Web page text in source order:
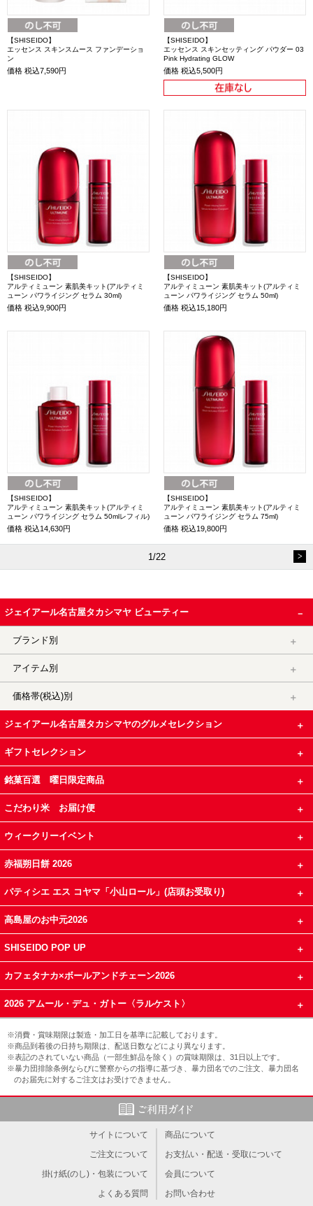
【SHISEIDO】
エッセンス スキンスムース ファンデーショ
ン
価格 税込7,590円
【SHISEIDO】
エッセンス スキンセッティング パウダー 03
Pink Hydrating GLOW
価格 税込5,500円
【SHISEIDO】
アルティミューン 素肌美キット(アルティミ
ューン パワライジング セラム 30ml)
価格 税込9,900円
【SHISEIDO】
アルティミューン 素肌美キット(アルティミ
ューン パワライジング セラム 50ml)
価格 税込15,180円
【SHISEIDO】
アルティミューン 素肌美キット(アルティミ
ューン パワライジング セラム 50mlレフィル)
価格 税込14,630円
【SHISEIDO】
アルティミューン 素肌美キット(アルティミ
ューン パワライジング セラム 75ml)
価格 税込19,800円
1/22
ジェイアール名古屋タカシマヤ ビューティー
ブランド別
アイテム別
価格帯(税込)別
ジェイアール名古屋タカシマヤのグルメセレクション
ギフトセレクション
銘菓百選 曜日限定商品
こだわり米 お届け便
ウィークリーイベント
赤福朔日餅 2026
パティシエ エス コヤマ「小山ロール」(店頭お受取り)
高島屋のお中元2026
SHISEIDO POP UP
カフェタナカ×ボールアンドチェーン2026
2026 アムール・デュ・ガトー〈ラルケスト〉
※消費・賞味期限は製造・加工日を基準に記載しております。
※商品到着後の日持ち期限は、配送日数などにより異なります。
※表記のされていない商品（一部生鮮品を除く）の賞味期限は、31日以上です。
※暴力団排除条例ならびに警察からの指導に基づき、暴力団名でのご注文、暴力団名
のお届先に対するご注文はお受けできません。
サイトについて
商品について
ご注文について
お支払い・配送・受取について
掛け紙(のし)・包装について
会員について
よくある質問
お問い合わせ